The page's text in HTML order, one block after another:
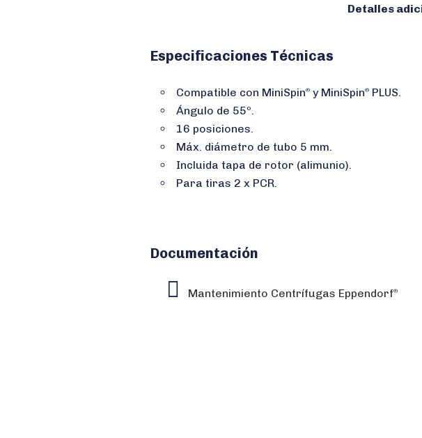
Detalles
Especificaciones Técnicas
Compatible con MiniSpin® y MiniSpin® PLUS.
Ángulo de 55º.
16 posiciones.
Máx. diámetro de tubo 5 mm.
Incluida tapa de rotor (alimunio).
Para tiras 2 x PCR.
Documentación
Mantenimiento Centrífugas Eppendorf®